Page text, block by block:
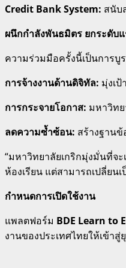
Credit Bank System: สนับ
ผนึกกำลังพันธมิตร ยกระดับ
ความร่วมมือครั้งนี้เป็นการบู
การจ้างงานด้านดิจิทัล: มุ่งเ
การกระจายโอกาส: มหาวิท
ลดความซ้ำซ้อน: สร้างฐาน
“มหาวิทยาลัยเกริกมุ่งมั่นที่จ
ห้องเรียน แต่สามารถเปลี่ย
กำหนดการเปิดใช้งาน
แพลตฟอร์ม BDE Learn to
งานของประเทศไทยให้เข้าสู่